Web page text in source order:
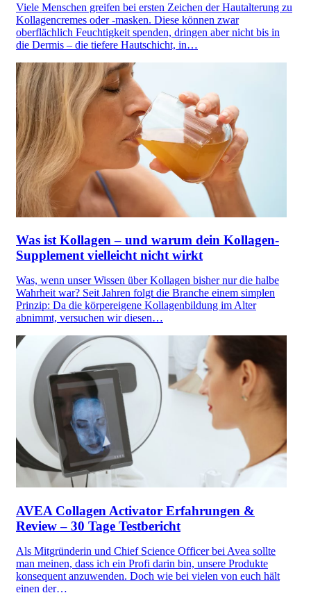
Viele Menschen greifen bei ersten Zeichen der Hautalterung zu
Kollagencremes oder -masken. Diese können zwar
oberflächlich Feuchtigkeit spenden, dringen aber nicht bis in
die Dermis – die tiefere Hautschicht, in…
Was ist Kollagen – und warum dein Kollagen-
Supplement vielleicht nicht wirkt
Was, wenn unser Wissen über Kollagen bisher nur die halbe
Wahrheit war? Seit Jahren folgt die Branche einem simplen
Prinzip: Da die körpereigene Kollagenbildung im Alter
abnimmt, versuchen wir diesen…
AVEA Collagen Activator Erfahrungen &
Review – 30 Tage Testbericht
Als Mitgründerin und Chief Science Officer bei Avea sollte
man meinen, dass ich ein Profi darin bin, unsere Produkte
konsequent anzuwenden. Doch wie bei vielen von euch hält
einen der…